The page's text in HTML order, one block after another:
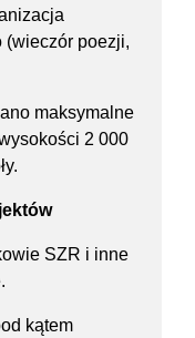
(wieczór poezji,
maksymalne
2 000
SZR i inne
kątem